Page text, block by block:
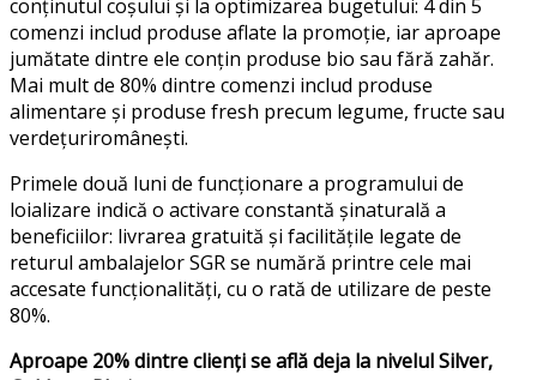
conținutul coșului și la optimizarea bugetului: 4 din 5
comenzi includ produse aflate la promoție, iaraproape
jumătate dintre ele conțin produse bio sau fără zahăr.
Mai multde 80% dintre comenzi includ produse
alimentare și produse fresh precum legume, fructe sau
verdețuriromânești.
Primele două luni de funcționare a programului de
loializare indică o activare constantă șinaturală a
beneficiilor: livrarea gratuită și facilitățile legate de
returul ambalajelorSGR se numără printre cele mai
accesate funcționalități, cu o rată de utilizare de peste
80%.
Aproape 20%dintrecliențiseaflădeja la nivelulSilver,